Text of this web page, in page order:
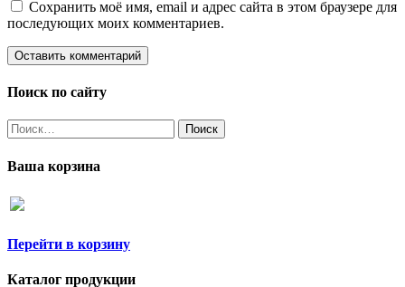
Сохранить моё имя, email и адрес сайта в этом браузере для
последующих моих комментариев.
Поиск по сайту
Найти:
Ваша корзина
Перейти в корзину
Каталог продукции